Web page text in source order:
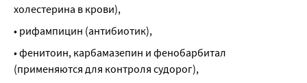
холестерина в крови),
• рифампицин (антибиотик),
• фенитоин, карбамазепин и фенобарбитал
(применяются для контроля судорог),